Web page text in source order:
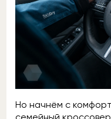
Но начнём с